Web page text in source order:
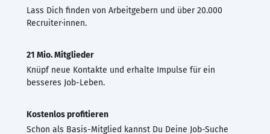
Lass Dich finden von Arbeitgebern und über 20.000
Recruiter·innen.
21 Mio. Mitglieder
Knüpf neue Kontakte und erhalte Impulse für ein
besseres Job-Leben.
Kostenlos profitieren
Schon als Basis-Mitglied kannst Du Deine Job-Suche